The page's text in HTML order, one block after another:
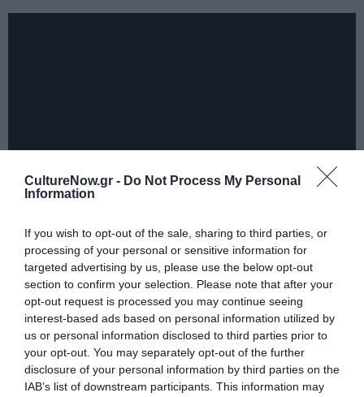
CultureNow.gr - Do Not Process My Personal
Information
If you wish to opt-out of the sale, sharing to third parties, or
processing of your personal or sensitive information for
targeted advertising by us, please use the below opt-out
section to confirm your selection. Please note that after your
opt-out request is processed you may continue seeing
interest-based ads based on personal information utilized by
us or personal information disclosed to third parties prior to
your opt-out. You may separately opt-out of the further
disclosure of your personal information by third parties on the
IAB’s list of downstream participants. This information may
–
Ο Καταδικασμένος
Σκηνοθεσία: Ακίρα Κουροσάβα
Ο Kanji Watanabe είναι ένας γραφειοκράτης μεσήλικας,
ο οποίος εργάζεται για 30 χρόνια στην ίδια μονότονη
δουλειά του. Χήρος χρόνια, αποφάσισε να εργαστεί
σκληρά για τον γιο του, ο οποίος πλέον, μαζί με τη
γυναίκα του, ενδιαφέρονται περισσότερο για την